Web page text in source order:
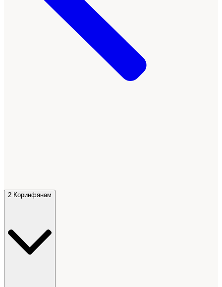
2 Коринфянам